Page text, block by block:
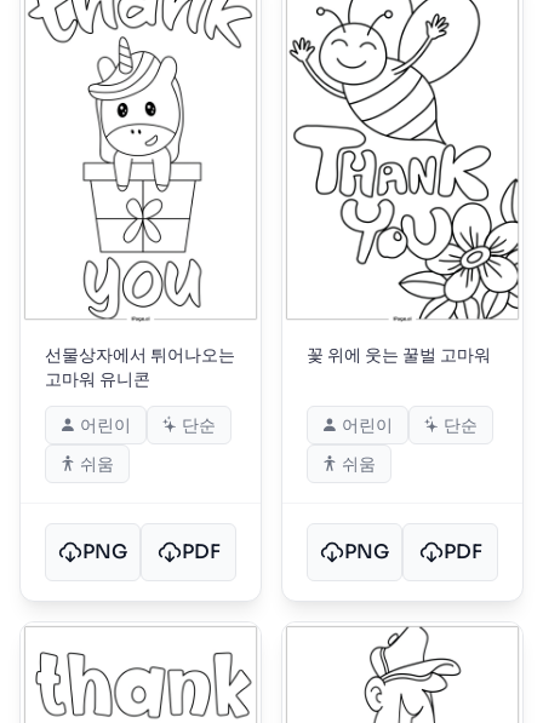
선물상자에서 튀어나오는
고마워 유니콘
어린이
단순
쉬움
PNG PDF
꽃 위에 웃는 꿀벌 고마워
어린이
단순
쉬움
PNG PDF